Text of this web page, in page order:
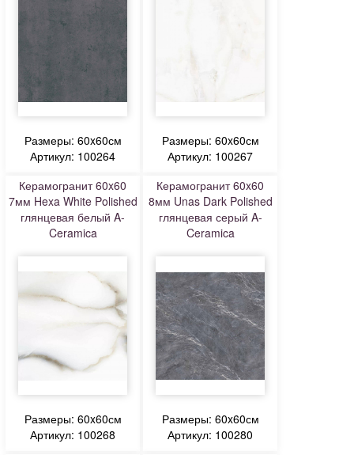
Размеры: 60x60см
Артикул: 100264
Размеры: 60x60см
Артикул: 100267
Керамогранит 60x60
7мм Hexa White Polished
глянцевая белый A-
Ceramica
Размеры: 60x60см
Артикул: 100268
Керамогранит 60x60
8мм Unas Dark Polished
глянцевая серый A-
Ceramica
Размеры: 60x60см
Артикул: 100280